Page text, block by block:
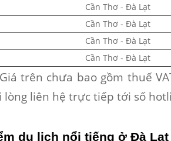
Cần Thơ - Đà Lạt
Cần Thơ - Đà Lạt
Cần Thơ - Đà Lạt
Cần Thơ - Đà Lạt
trên chưa bao gồm thuế
lòng liên hệ trực tiếp tới số
du lịch nổi tiếng ở Đà Lạt